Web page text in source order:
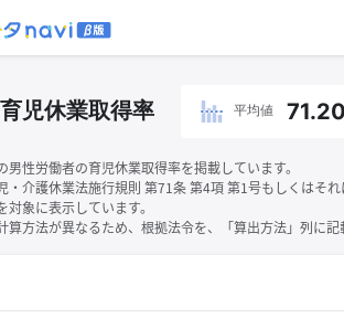
育児休業取得率 平均値
男性労働者の育児休業取得率を掲載しています。
・介護休業法施行規則 第71条 第4項 第1号もしくはそ
象に表示しています。
算方法が異なるため、根拠法令を、「算出方法」列に